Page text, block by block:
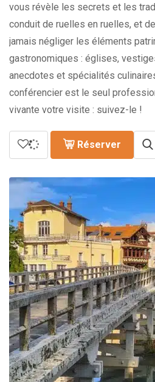
vous révèle les secrets et les
conduit de ruelles en ruelles, et
jamais négliger les éléments
gastronomiques : églises,
anecdotes et spécialités
conférencier est le seul
vivante votre visite : suivez-le !
Réserver